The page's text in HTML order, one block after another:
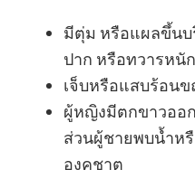
มีตุ่ม หรือแผลขึ้นบ
ปาก หรือทวารหนัก
เจ็บหรือแสบร้อน
ผู้หญิงมีตกขาวออ
ส่วนผู้ชายพบน้ำห
องคชาต